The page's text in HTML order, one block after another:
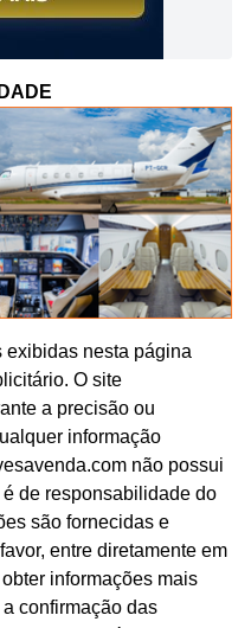
exibidas nesta página
O site
a precisão ou
informação
não possui
de responsabilidade do
são fornecidas e
entre diretamente em
informações mais
confirmação das